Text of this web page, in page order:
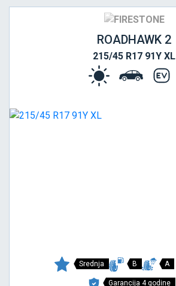
ROADHAWK 2
215/45 R17 91Y XL
Srednja B A
Garancija 4 godine